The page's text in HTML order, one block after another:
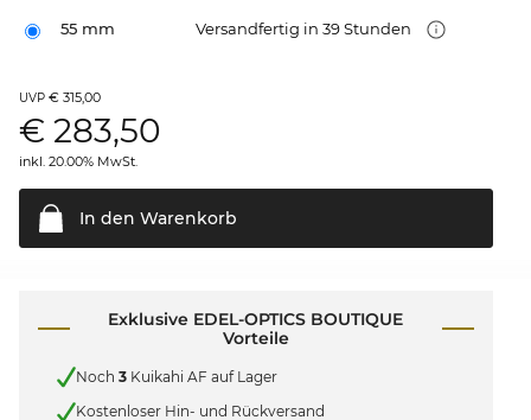
55 mm Versandfertig in 39 Stunden
UVP € 315,00
€ 283,50
inkl. 20.00% MwSt.
In den Warenkorb
Exklusive EDEL-OPTICS BOUTIQUE
Vorteile
Noch 3 Kuikahi AF auf Lager
Kostenloser Hin- und Rückversand